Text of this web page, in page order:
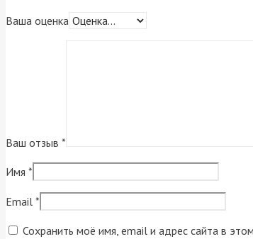
Ваша оценка
Ваш отзыв *
Имя *
Email *
Сохранить моё имя, email и адрес сайта в